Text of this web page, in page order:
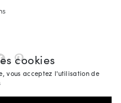
cookies
vous acceptez l'utilisation de